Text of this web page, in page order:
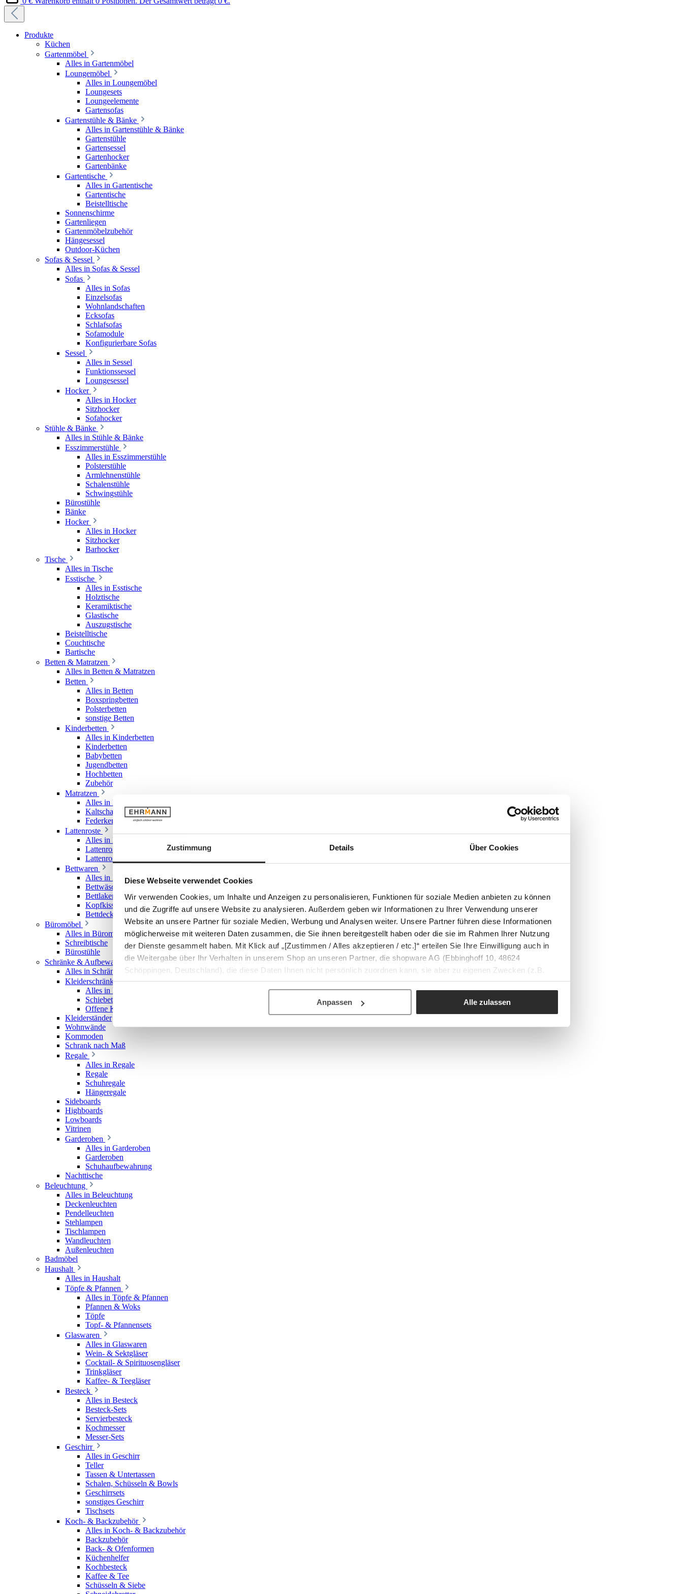
Zustimmung Details Über Cookies
Diese Webseite verwendet Cookies
Wir verwenden Cookies, um Inhalte und Anzeigen zu personalisieren, Funktionen für soziale Medien anbieten zu können
und die Zugriffe auf unsere Website zu analysieren. Außerdem geben wir Informationen zu Ihrer Verwendung unserer
Website an unsere Partner für soziale Medien, Werbung und Analysen weiter. Unsere Partner führen diese Informationen
möglicherweise mit weiteren Daten zusammen, die Sie ihnen bereitgestellt haben oder die sie im Rahmen Ihrer Nutzung
der Dienste gesammelt haben. Mit Klick auf „[Zustimmen / Alles akzeptieren / etc.]“ erteilen Sie Ihre Einwilligung auch in
die Weitergabe über Ihr Verhalten in unserem Shop an unseren Partner, die shopware AG (Ebbinghoff 10, 48624
Schöppingen, Deutschland), die diese Daten Ihnen nicht persönlich zuordnen kann, sie aber zu eigenen Zwecken (z.B.
Produktverbesserungen, Marktverhaltensanalysen) verarbeiten darf.
Anpassen Alle zulassen
Produkte
Küchen
Gartenmöbel
Alles in Gartenmöbel
Loungemöbel
Alles in Loungemöbel
Loungesets
Loungeelemente
Gartensofas
Gartenstühle & Bänke
Alles in Gartenstühle & Bänke
Gartenstühle
Gartensessel
Gartenhocker
Gartenbänke
Gartentische
Alles in Gartentische
Gartentische
Beistelltische
Sonnenschirme
Gartenliegen
Gartenmöbelzubehör
Hängesessel
Outdoor-Küchen
Sofas & Sessel
Alles in Sofas & Sessel
Sofas
Alles in Sofas
Einzelsofas
Wohnlandschaften
Ecksofas
Schlafsofas
Sofamodule
Konfigurierbare Sofas
Sessel
Alles in Sessel
Funktionssessel
Loungesessel
Hocker
Alles in Hocker
Sitzhocker
Sofahocker
Stühle & Bänke
Alles in Stühle & Bänke
Esszimmerstühle
Alles in Esszimmerstühle
Polsterstühle
Armlehnenstühle
Schalenstühle
Schwingstühle
Bürostühle
Bänke
Hocker
Alles in Hocker
Sitzhocker
Barhocker
Tische
Alles in Tische
Esstische
Alles in Esstische
Holztische
Keramiktische
Glastische
Auszugstische
Beistelltische
Couchtische
Bartische
Betten & Matratzen
Alles in Betten & Matratzen
Betten
Alles in Betten
Boxspringbetten
Polsterbetten
sonstige Betten
Kinderbetten
Alles in Kinderbetten
Kinderbetten
Babybetten
Jugendbetten
Hochbetten
Zubehör
Matratzen
Alles in Matratzen
Kaltschaummatratzen
Federkernmatratzen
Lattenroste
Alles in Lattenroste
Lattenroste starr
Lattenroste verstellbar
Bettwaren
Alles in Bettwaren
Bettwäsche
Bettlaken & Spannlaken
Kopfkissen
Bettdecken
Büromöbel
Alles in Büromöbel
Schreibtische
Bürostühle
Schränke & Aufbewahrung
Alles in Schränke & Aufbewahrung
Kleiderschränke
Alles in Kleiderschränke
Schiebetürenschränke
Offene Kleiderschränke
Kleiderständer
Wohnwände
Kommoden
Schrank nach Maß
Regale
Alles in Regale
Regale
Schuhregale
Hängeregale
Sideboards
Highboards
Lowboards
Vitrinen
Garderoben
Alles in Garderoben
Garderoben
Schuhaufbewahrung
Nachttische
Beleuchtung
Alles in Beleuchtung
Deckenleuchten
Pendelleuchten
Stehlampen
Tischlampen
Wandleuchten
Außenleuchten
Badmöbel
Haushalt
Alles in Haushalt
Töpfe & Pfannen
Alles in Töpfe & Pfannen
Pfannen & Woks
Töpfe
Topf- & Pfannensets
Glaswaren
Alles in Glaswaren
Wein- & Sektgläser
Cocktail- & Spirituosengläser
Trinkgläser
Kaffee- & Teegläser
Besteck
Alles in Besteck
Besteck-Sets
Servierbesteck
Kochmesser
Messer-Sets
Geschirr
Alles in Geschirr
Teller
Tassen & Untertassen
Schalen, Schüsseln & Bowls
Geschirrsets
sonstiges Geschirr
Tischsets
Koch- & Backzubehör
Alles in Koch- & Backzubehör
Backzubehör
Back- & Ofenformen
Küchenhelfer
Kochbesteck
Kaffee & Tee
Schüsseln & Siebe